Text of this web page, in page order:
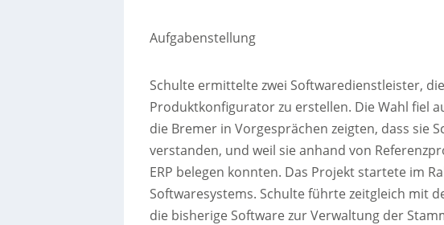
Aufgabenstellung
Schulte ermittelte zwei Softwaredienstleister,
Produktkonfigurator zu erstellen. Die Wahl fiel
die Bremer in Vorgesprächen zeigten, dass sie
verstanden, und weil sie anhand von
ERP belegen konnten. Das Projekt startete im
Softwaresystems. Schulte führte zeitgleich mit
die bisherige Software zur Verwaltung der